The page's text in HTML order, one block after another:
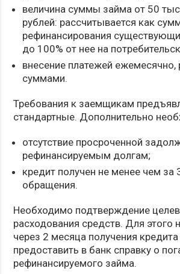
величина суммы займа от 50
рублей: рассчитывается как
рефинансирования
до 100% от нее на
внесение платежей
суммами.
Требования к заемщикам
стандартные. Дополнительно
отсутствие просроченной
рефинансируемым долгам;
кредит получен не менее чем за
обращения.
Необходимо подтверждение
расходования средств. Для этого
через 2 месяца получения
предоставить в банк справку о
рефинансируемого займа.